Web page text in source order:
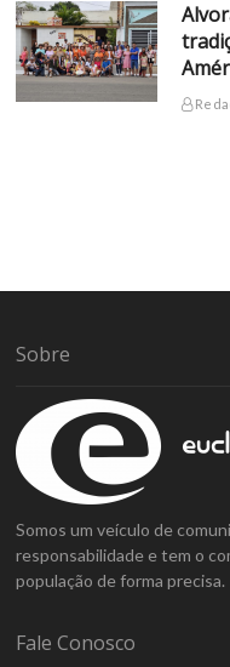
Sobre
Somos um veículo de
responsabilidade e tem o
população de forma precisa.
Fale Conosco